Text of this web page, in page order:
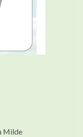
Milde